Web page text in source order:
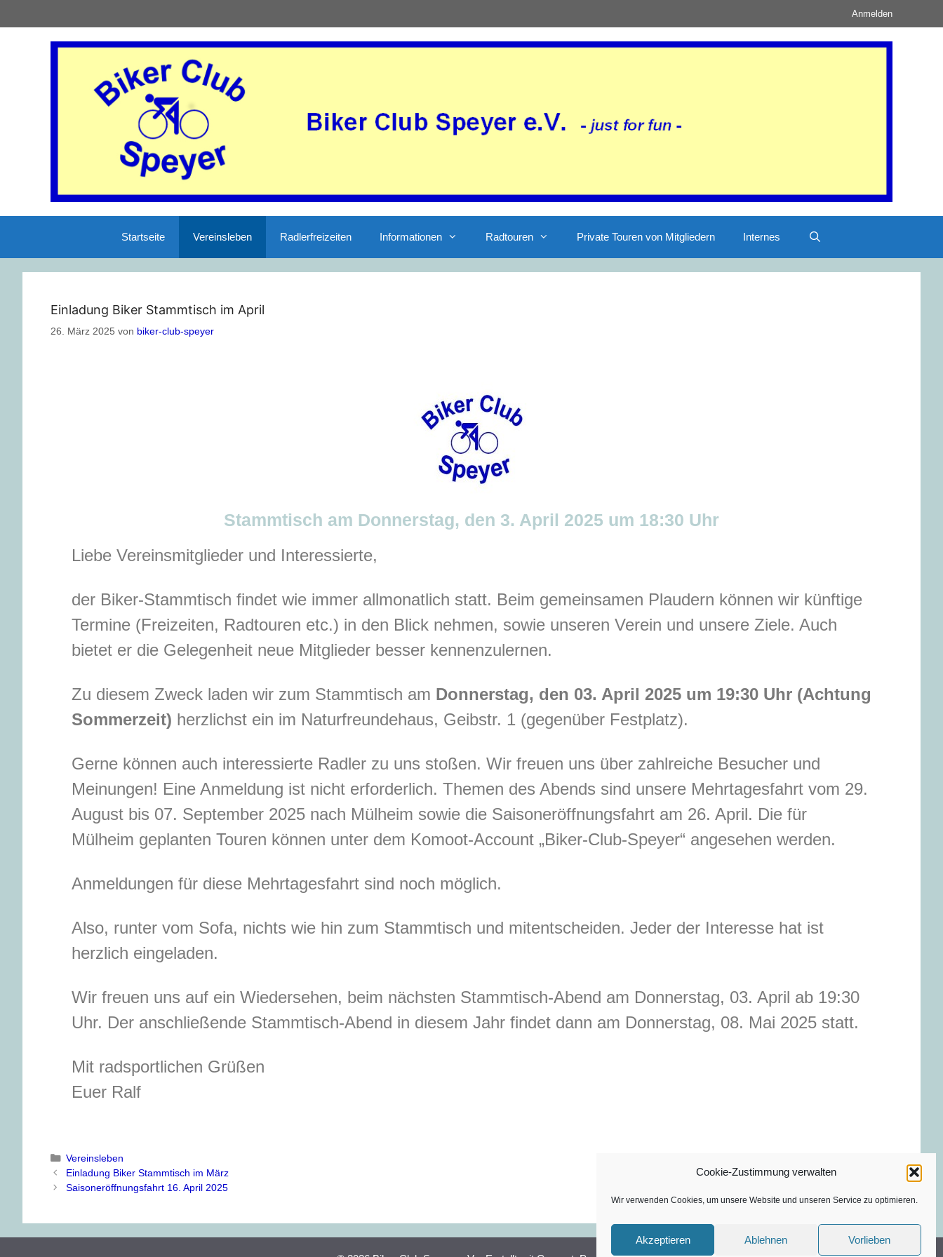
Cookie-Zustimmung verwalten
Wir verwenden Cookies, um unsere Website und unseren Service zu optimieren.
Akzeptieren Ablehnen Vorlieben
Anmelden
Startseite Vereinsleben Radlerfreizeiten Informationen Radtouren Private Touren von Mitgliedern Internes
Einladung Biker Stammtisch im April
26. März 2025 von biker-club-speyer
Stammtisch am Donnerstag, den 3. April 2025 um 18:30 Uhr
Liebe Vereinsmitglieder und Interessierte,
der Biker-Stammtisch findet wie immer allmonatlich statt. Beim gemeinsamen Plaudern können wir künftige
Termine (Freizeiten, Radtouren etc.) in den Blick nehmen, sowie unseren Verein und unsere Ziele. Auch
bietet er die Gelegenheit neue Mitglieder besser kennenzulernen.
Zu diesem Zweck laden wir zum Stammtisch am Donnerstag, den 03. April 2025 um 19:30 Uhr (Achtung
Sommerzeit) herzlichst ein im Naturfreundehaus, Geibstr. 1 (gegenüber Festplatz).
Gerne können auch interessierte Radler zu uns stoßen. Wir freuen uns über zahlreiche Besucher und
Meinungen! Eine Anmeldung ist nicht erforderlich. Themen des Abends sind unsere Mehrtagesfahrt vom 29.
August bis 07. September 2025 nach Mülheim sowie die Saisoneröffnungsfahrt am 26. April. Die für
Mülheim geplanten Touren können unter dem Komoot-Account „Biker-Club-Speyer“ angesehen werden.
Anmeldungen für diese Mehrtagesfahrt sind noch möglich.
Also, runter vom Sofa, nichts wie hin zum Stammtisch und mitentscheiden. Jeder der Interesse hat ist
herzlich eingeladen.
Wir freuen uns auf ein Wiedersehen, beim nächsten Stammtisch-Abend am Donnerstag, 03. April ab 19:30
Uhr. Der anschließende Stammtisch-Abend in diesem Jahr findet dann am Donnerstag, 08. Mai 2025 statt.
Mit radsportlichen Grüßen
Euer Ralf
Vereinsleben
Einladung Biker Stammtisch im März
Saisoneröffnungsfahrt 16. April 2025